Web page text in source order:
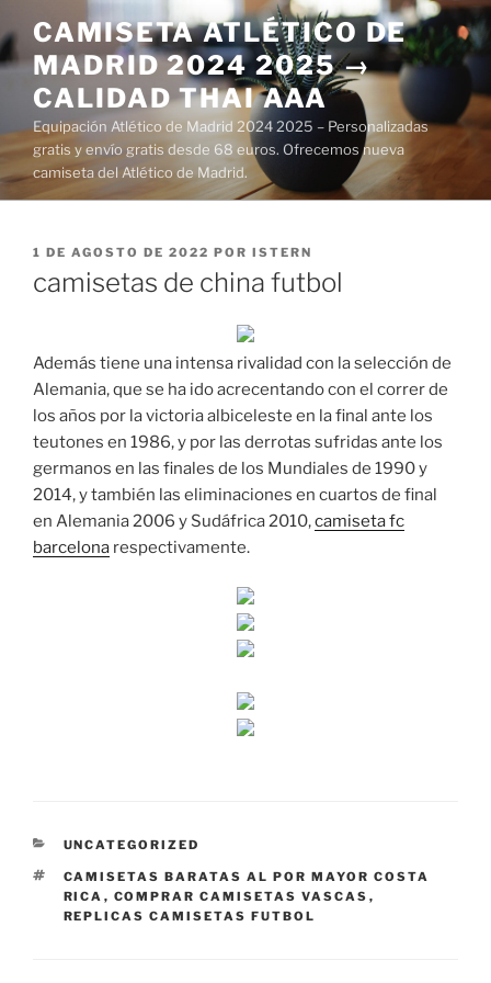
al
contenido
CAMISETA ATLÉTICO DE
MADRID 2024 2025 →
CALIDAD THAI AAA
Equipación Atlético de Madrid 2024 2025 – Personalizadas
gratis y envío gratis desde 68 euros. Ofrecemos nueva
camiseta del Atlético de Madrid.
PUBLICADO
1 DE AGOSTO DE 2022 POR ISTERN
camisetas de china futbol
Además tiene una intensa rivalidad con la selección de
Alemania, que se ha ido acrecentando con el correr de
los años por la victoria albiceleste en la final ante los
teutones en 1986, y por las derrotas sufridas ante los
germanos en las finales de los Mundiales de 1990 y
2014, y también las eliminaciones en cuartos de final
en Alemania 2006 y Sudáfrica 2010,camiseta fc
barcelona respectivamente.
CATEGORÍAS
UNCATEGORIZED
ETIQUETAS
CAMISETAS BARATAS AL POR MAYOR COSTA
RICA , COMPRAR CAMISETAS VASCAS ,
REPLICAS CAMISETAS FUTBOL